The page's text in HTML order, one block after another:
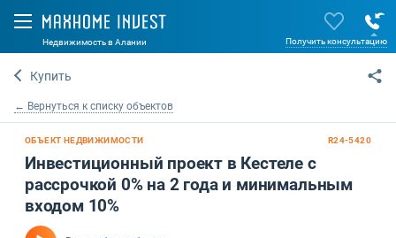
Недвижимость в Алании Получить консультацию
Купить
← Вернуться к списку объектов
ОБЪЕКТ НЕДВИЖИМОСТИ R24-5420
Инвестиционный проект в Кестеле с
рассрочкой 0% на 2 года и минимальным
входом 10%